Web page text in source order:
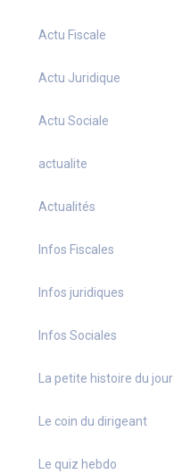
Actu Fiscale
Actu Juridique
Actu Sociale
actualite
Actualités
Infos Fiscales
Infos juridiques
Infos Sociales
La petite histoire du jour
Le coin du dirigeant
Le quiz hebdo